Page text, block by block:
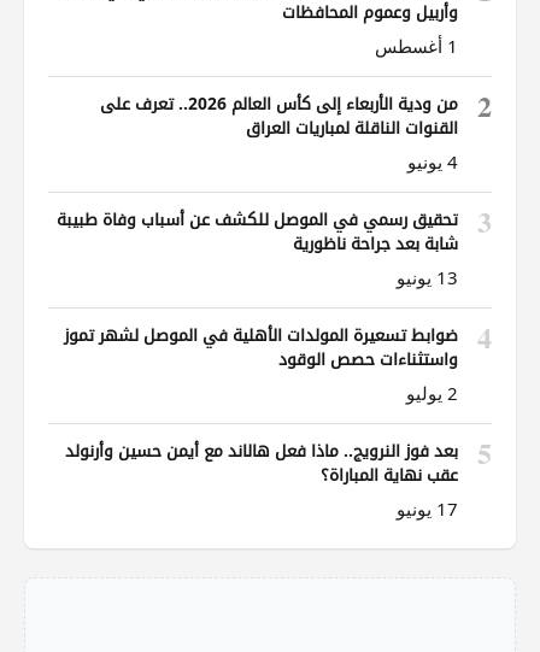
وأربيل وعموم المحافظات
1 أغسطس
2
من ودية الأربعاء إلى كأس العالم 2026.. تعرف على
القنوات الناقلة لمباريات العراق
4 يونيو
3
تحقيق رسمي في الموصل للكشف عن أسباب وفاة طبيبة
شابة بعد جراحة ناظورية
13 يونيو
4
ضوابط تسعيرة المولدات الأهلية في الموصل لشهر تموز
واستثناءات حصص الوقود
2 يوليو
5
بعد فوز النرويج.. ماذا فعل هالاند مع أيمن حسين وأرنولد
عقب نهاية المباراة؟
17 يونيو